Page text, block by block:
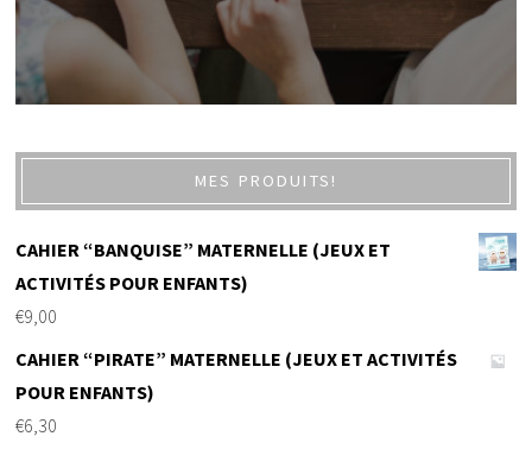
MES PRODUITS!
CAHIER “BANQUISE” MATERNELLE (JEUX ET
ACTIVITÉS POUR ENFANTS)
€9,00
CAHIER “PIRATE” MATERNELLE (JEUX ET ACTIVITÉS
POUR ENFANTS)
€6,30